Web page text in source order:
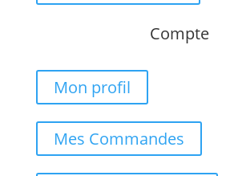
Compte
Mon profil
Mes Commandes